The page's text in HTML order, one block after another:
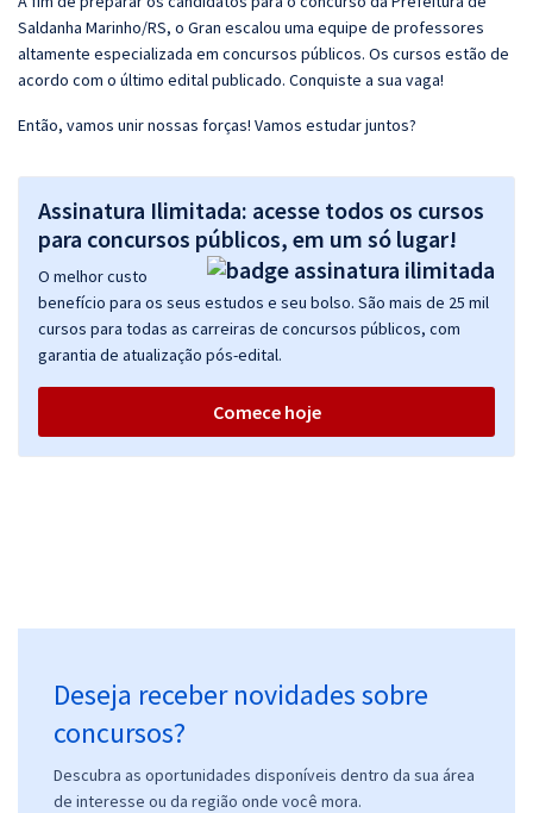
Saldanha Marinho/RS, o Gran escalou uma equipe de professores
altamente especializada em concursos públicos. Os cursos estão de
acordo com o último edital publicado. Conquiste a sua vaga!
Então, vamos unir nossas forças! Vamos estudar juntos?
Assinatura Ilimitada: acesse todos os cursos
para concursos públicos, em um só lugar!
O melhor custo
benefício para os seus estudos e seu bolso. São mais de 25 mil
cursos para todas as carreiras de concursos públicos, com
garantia de atualização pós-edital.
Comece hoje
Deseja receber novidades sobre
concursos?
Descubra as oportunidades disponíveis dentro da sua área
de interesse ou da região onde você mora.